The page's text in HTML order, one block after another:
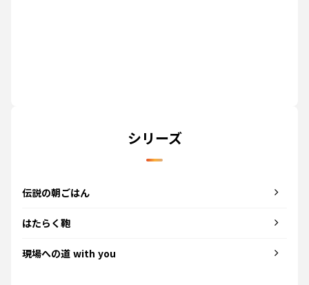
シリーズ
伝説の朝ごはん
はたらく鞄
現場への道 with you